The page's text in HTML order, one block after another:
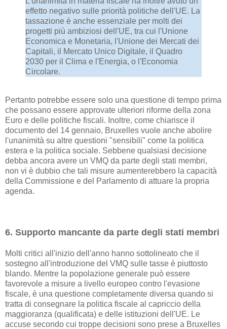
effetto negativo sulle priorità politiche dell'UE. La
tassazione è anche essenziale per molti dei
progetti più ambiziosi dell'UE, tra cui l'Unione
Economica e Monetaria, l'Unione dei Mercati dei
Capitali, il Mercato Unico Digitale, il Quadro
2030 per il Clima e l'Energia, o l'Economia
Circolare.
Pertanto potrebbe essere solo una questione di tempo prima
che possano essere approvate ulteriori riforme della zona
Euro e delle politiche fiscali. Inoltre, come chiarisce il
documento del 14 gennaio, Bruxelles vuole anche abolire
l'unanimità su altre questioni "sensibili" come la politica
estera e la politica sociale. Sebbene qualsiasi decisione
debba ancora avere un VMQ da parte degli stati membri,
non vi è dubbio che tali misure aumenterebbero la capacità
della Commissione e del Parlamento di attuare la propria
agenda.
6. Supporto mancante da parte degli stati membri
Molti critici all'inizio dell'anno hanno sottolineato che il
sostegno all'introduzione del VMQ sulle tasse è piuttosto
blando. Mentre la popolazione generale può essere
favorevole a misure a livello europeo contro l'evasione
fiscale, è una questione completamente diversa quando si
tratta di consegnare la politica fiscale al capriccio della
maggioranza (qualificata) e delle istituzioni dell'UE. Le
accuse secondo cui troppe decisioni sono prese a Bruxelles